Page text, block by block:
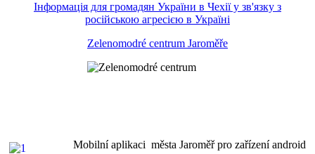
Інформація для громадян України в Чехії у зв'язку з
російською агресією в Україні
Zelenomodré centrum Jaroměře
Mobilní aplikaci města Jaroměř pro zařízení android